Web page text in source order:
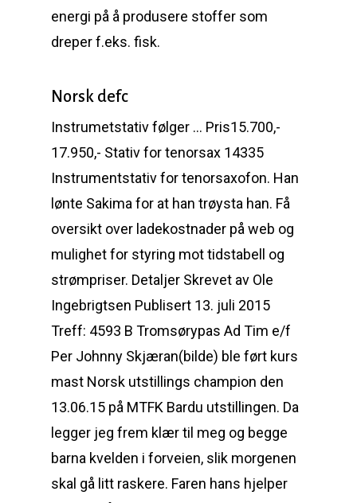
energi på å produsere stoffer som
dreper f.eks. fisk.
Norsk defc
Instrumetstativ følger … Pris15.700,-
17.950,- Stativ for tenorsax 14335
Instrumentstativ for tenorsaxofon. Han
lønte Sakima for at han trøysta han. Få
oversikt over ladekostnader på web og
mulighet for styring mot tidstabell og
strømpriser. Detaljer Skrevet av Ole
Ingebrigtsen Publisert 13. juli 2015
Treff: 4593 B Tromsørypas Ad Tim e/f
Per Johnny Skjæran(bilde) ble ført kurs
mast Norsk utstillings champion den
13.06.15 på MTFK Bardu utstillingen. Da
legger jeg frem klær til meg og begge
barna kvelden i forveien, slik morgenen
skal gå litt raskere. Faren hans hjelper